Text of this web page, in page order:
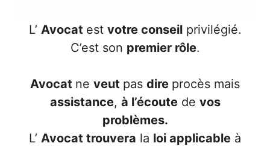
L’ Avocat est votre conseilprivilégié.
C’est son premier rôle.
Avocat ne veut pas dire procès mais
assistance, à l’écoutede vos
problèmes.
L’ Avocat trouvera la loi applicable à